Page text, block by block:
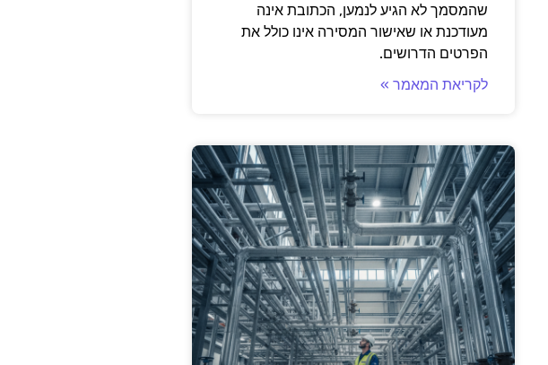
שהמסמך לא הגיע לנמען, הכתובת אינה
מעודכנת או שאישור המסירה אינו כולל את
הפרטים הדרושים.
לקריאת המאמר »